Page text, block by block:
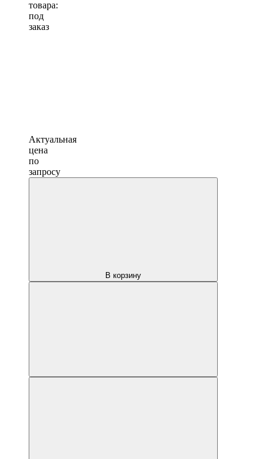
товара:
под
заказ
Актуальная
цена
по
запросу
В корзину